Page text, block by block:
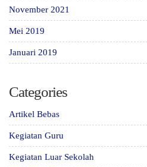
November 2021
Mei 2019
Januari 2019
Categories
Artikel Bebas
Kegiatan Guru
Kegiatan Luar Sekolah